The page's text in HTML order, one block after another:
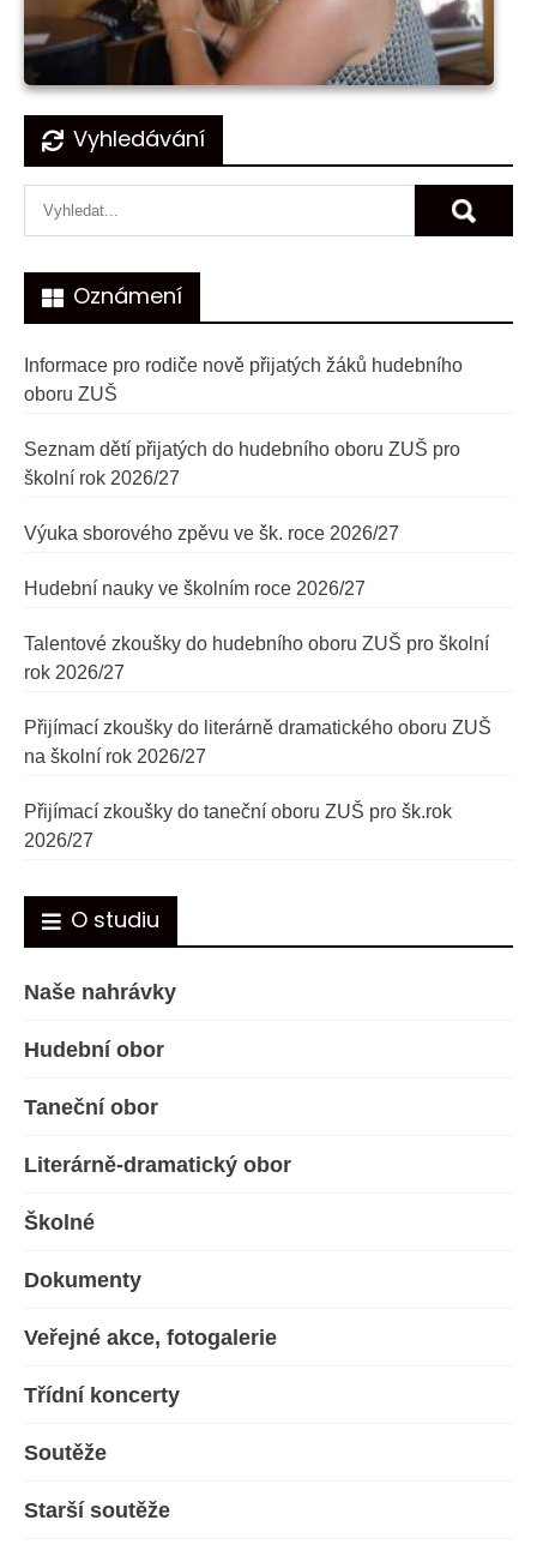
Navigace
pro
příspěvek
Vyhledávání
Oznámení
Informace pro rodiče nově přijatých žáků hudebního
oboru ZUŠ
Seznam dětí přijatých do hudebního oboru ZUŠ pro
školní rok 2026/27
Výuka sborového zpěvu ve šk. roce 2026/27
Hudební nauky ve školním roce 2026/27
Talentové zkoušky do hudebního oboru ZUŠ pro školní
rok 2026/27
Přijímací zkoušky do literárně dramatického oboru ZUŠ
na školní rok 2026/27
Přijímací zkoušky do taneční oboru ZUŠ pro šk.rok
2026/27
O studiu
Naše nahrávky
Hudební obor
Taneční obor
Literárně-dramatický obor
Školné
Dokumenty
Veřejné akce, fotogalerie
Třídní koncerty
Soutěže
Starší soutěže